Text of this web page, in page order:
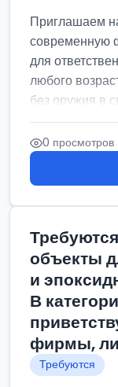
Приглашаем
современную
для
любого
без оружия в
0 просмотров
объекты
и
В
фирмы, ли
Требуются